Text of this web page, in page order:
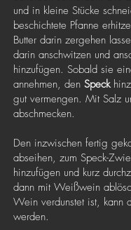
und in kleine Stücke
beschichtete Pfanne
Butter darin zergehen
darin anschwitzen und
hinzufügen. Sobald sie
annehmen, den Speck
gut vermengen. Mit Salz
abschmecken.
Den inzwischen fertig
abseihen, zum Speck-
hinzufügen und kurz
dann mit Weißwein
Wein verdunstet ist, kann
werden.